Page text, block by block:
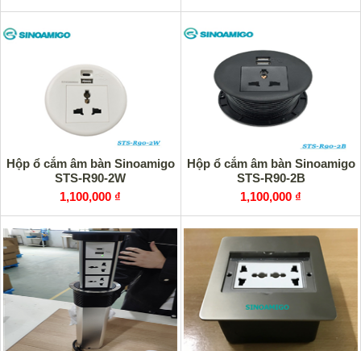
Hộp ổ cắm âm bàn Sinoamigo
STS-R90-2W
1,100,000 ₫
Hộp ổ cắm âm bàn Sinoamigo
STS-R90-2B
1,100,000 ₫